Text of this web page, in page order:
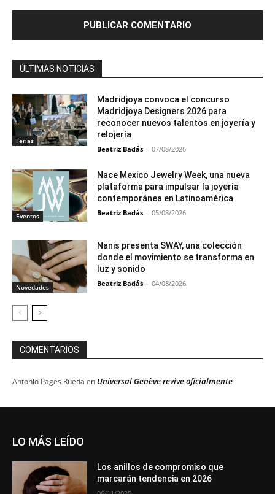
ÚLTIMAS NOTICIAS
Ferias
Madridjoya convoca el concurso
Madridjoya Designers 2026 para
reconocer nuevos talentos en joyería y
relojería
Beatriz Badás - 07/08/2026
Eventos
Nace Mexico Jewelry Week, una nueva
plataforma para impulsar la joyería
contemporánea en Latinoamérica
Beatriz Badás - 05/08/2026
Novedades
Nanis presenta SWAY, una colección
donde el movimiento se transforma en
luz y sonido
Beatriz Badás - 04/08/2026
COMENTARIOS
Antonio Pages Rueda en Universal Genève revive oficialmente
LO MÁS LEÍDO
Los anillos de compromiso que
marcarán tendencia en 2026